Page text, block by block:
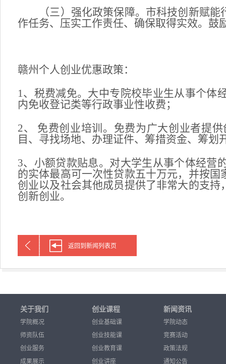
（三）强化政策保障。市科技创新赋能
作任务、压实工作责任、确保取得实效。
赣州个人创业优惠政策：
1、税费减免。大中专院校毕业生从事个体
内免收登记类等行政事业性收费；
2、 免费创业培训。免费为广大创业者提
目、寻找场地、办理证件、筹措资金、筹划
3、小额贷款贴息。对大学生从事个体经营
的实体最高可一次性贷款五十万元，并按
创业以及社会其他成员提供了非常大的支
创新创业。
返回到新闻列表页
关于我们 创业课程 新闻资讯
学院概况 创业基础课
学院动态
师资队伍
创业技能课
竞赛活动
创业服务
创业教育课
政策法规
成果展示
创业讲座
通知公告